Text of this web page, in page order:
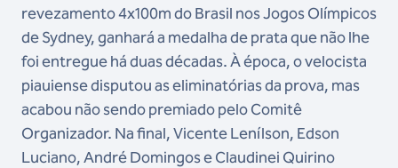
revezamento 4x100m do Brasil nos Jogos Olímpicos
de Sydney, ganhará a medalha de prata que não lhe
foi entregue há duas décadas. À época, o velocista
piauiense disputou as eliminatórias da prova, mas
acabou não sendo premiado pelo Comitê
Organizador. Na final, Vicente Lenílson, Edson
Luciano, André Domingos e Claudinei Quirino